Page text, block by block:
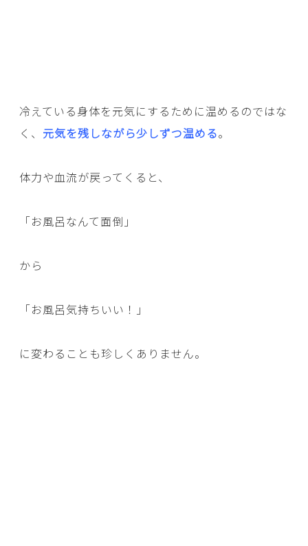
冷えている身体を元気にするために温めるのではな
く、 元気を残しながら少しずつ温める。
体力や血流が戻ってくると、
「お風呂なんて面倒」
から
「お風呂気持ちいい！」
に変わることも珍しくありません。